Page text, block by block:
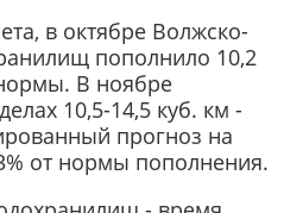
в октябре Волжско-
пополнило 10,2
В ноябре
10,5-14,5 куб. км -
прогноз на
от нормы пополнения.